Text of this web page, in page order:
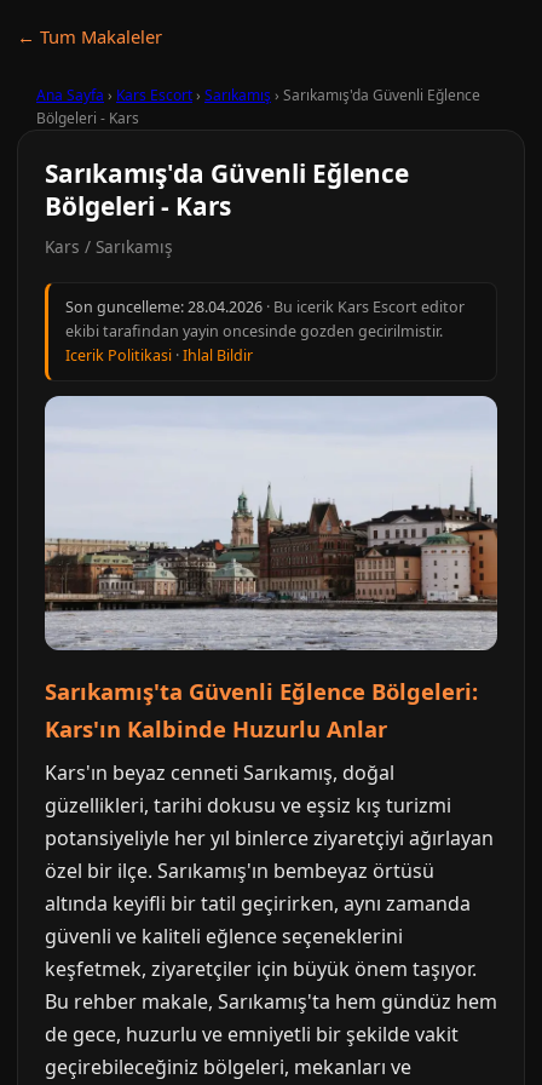
← Tum Makaleler
Ana Sayfa › Kars Escort› Sarıkamış › Sarıkamış'da Güvenli Eğlence
Bölgeleri - Kars
Sarıkamış'da Güvenli Eğlence
Bölgeleri - Kars
Kars / Sarıkamış
Son guncelleme:28.04.2026 · Bu icerik Kars Escort editor
ekibi tarafindan yayin oncesinde gozden gecirilmistir.
Icerik Politikasi ·Ihlal Bildir
Sarıkamış'ta Güvenli Eğlence Bölgeleri:
Kars'ın Kalbinde Huzurlu Anlar
Kars'ın beyaz cenneti Sarıkamış, doğal
güzellikleri, tarihi dokusu ve eşsiz kış turizmi
potansiyeliyle her yıl binlerce ziyaretçiyi ağırlayan
özel bir ilçe. Sarıkamış'ın bembeyaz örtüsü
altında keyifli bir tatil geçirirken, aynı zamanda
güvenli ve kaliteli eğlence seçeneklerini
keşfetmek, ziyaretçiler için büyük önem taşıyor.
Bu rehber makale, Sarıkamış'ta hem gündüz hem
de gece, huzurlu ve emniyetli bir şekilde vakit
geçirebileceğiniz bölgeleri, mekanları ve